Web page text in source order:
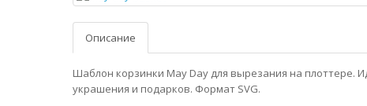
Описание
Шаблон корзинки May Day для вырезания на плоттере.
украшения и подарков. Формат SVG.